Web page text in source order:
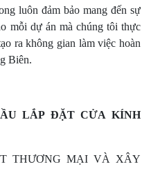
luôn đảm bảo mang đến sự
mỗi dự án mà chúng tôi thực
ra không gian làm việc hoàn
Biên.
LẮP ĐẶT CỬA KÍNH
THƯƠNG MẠI VÀ XÂY